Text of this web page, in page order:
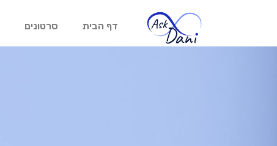
דף הבית סרטונים